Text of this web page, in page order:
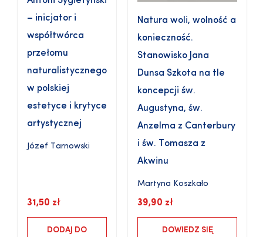
– inicjator i
współtwórca
przełomu
naturalistycznego
w polskiej
estetyce i krytyce
artystycznej
Józef Tarnowski
31,50 zł
DODAJ DO
Natura woli, wolność a
konieczność.
Stanowisko Jana
Dunsa Szkota na tle
koncepcji św.
Augustyna, św.
Anzelma z Canterbury
i św. Tomasza z
Akwinu
Martyna Koszkało
39,90 zł
DOWIEDZ SIĘ